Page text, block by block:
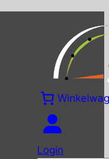
Login